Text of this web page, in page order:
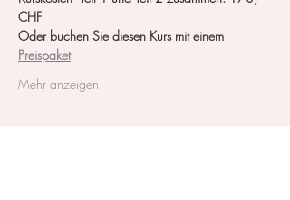
CHF
Oder buchen Sie diesen Kurs mit einem
Preispaket
Mehr anzeigen